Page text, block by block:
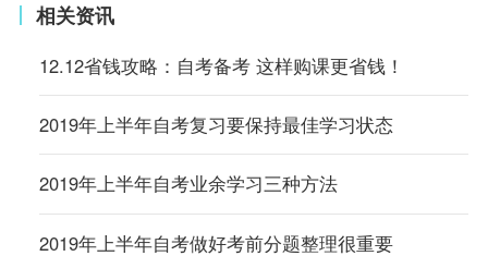
相关资讯
12.12省钱攻略：自考备考 这样购课更省钱！
2019年上半年自考复习要保持最佳学习状态
2019年上半年自考业余学习三种方法
2019年上半年自考做好考前分题整理很重要